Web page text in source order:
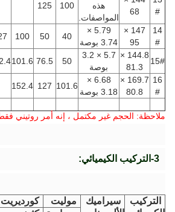
100
5.79 ×
40
100
127
152.4
50
76.5
101.6
152.4
6.68 ×
101.6
127
152.4
مكتمل ، إنه أمر روتيني فقط.
موليت كورديريت
كورديريت كوارتز